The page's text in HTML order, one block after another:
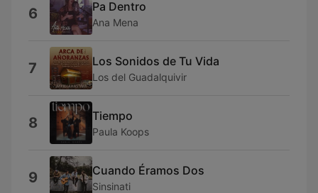
6 Pa Dentro
Ana Mena
7 Los Sonidos de Tu Vida
Los del Guadalquivir
8 Tiempo
Paula Koops
9 Cuando Éramos Dos
Sinsinati